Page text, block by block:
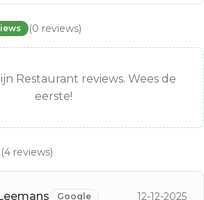
(0 reviews)
Restaurant reviews. Wees de
eerste!
(4 reviews)
Google 12-12-2025